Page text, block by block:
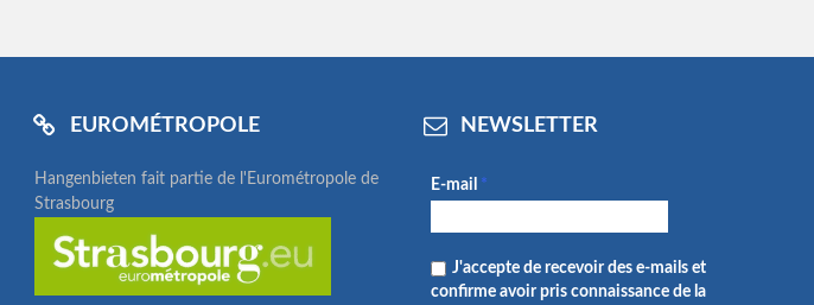
EUROMÉTROPOLE
Hangenbieten fait partie de l'Eurométropole de
Strasbourg
NEWSLETTER
E-mail *
J'accepte de recevoir des e-mails et
confirme avoir pris connaissance de la